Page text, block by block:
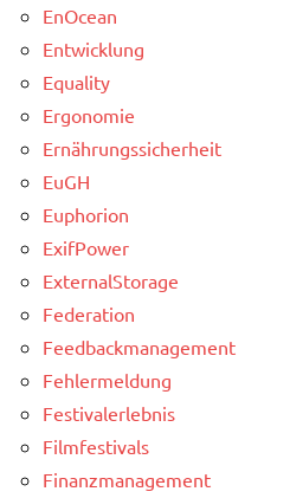
EnOcean
Entwicklung
Equality
Ergonomie
Ernährungssicherheit
EuGH
Euphorion
ExifPower
ExternalStorage
Federation
Feedbackmanagement
Fehlermeldung
Festivalerlebnis
Filmfestivals
Finanzmanagement